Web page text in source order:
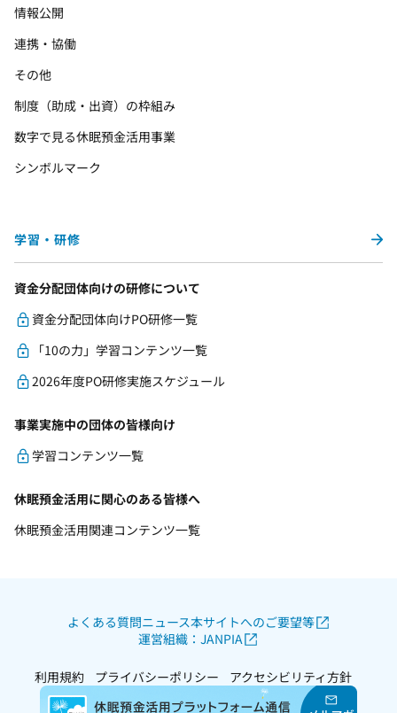
情報公開
連携・協働
その他
制度（助成・出資）の枠組み
数字で見る休眠預金活用事業
シンボルマーク
学習・研修
資金分配団体向けの研修について
資金分配団体向けPO研修一覧
「10の力」学習コンテンツ一覧
2026年度PO研修実施スケジュール
事業実施中の団体の皆様向け
学習コンテンツ一覧
休眠預金活用に関心のある皆様へ
休眠預金活用関連コンテンツ一覧
よくある質問ニュース本サイトへのご要望等
運営組織：JANPIA
利用規約 プライバシーポリシー アクセシビリティ方針